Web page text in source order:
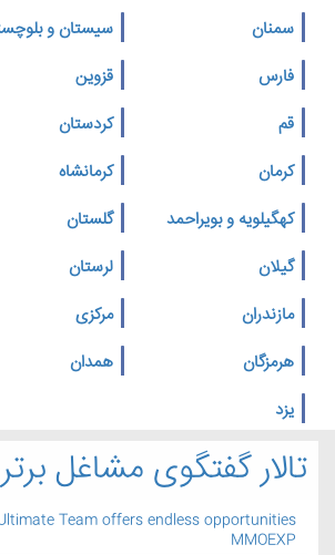
سمنان
سیستان و
فارس
قزوین
قم
کردستان
کرمان
کرمانشاه
کهگیلویه و بویراحمد
گلستان
گیلان
لرستان
مازندران
مرکزی
هرمزگان
همدان
یزد
تالار گفتگوی مشاغل برتر
Team offers endless opportunities
MMOEXP